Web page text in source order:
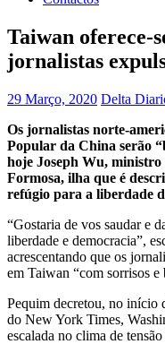
Taiwan oferece-
jornalistas
29 Março, 2020 Delta
Os jornalistas norte-
Popular da China serão
hoje Joseph Wu, ministro
Formosa, ilha que é
refúgio para a liberdade
“Gostaria de vos saudar e
liberdade e democracia”,
acrescentando que os
em Taiwan “com sorrisos e
Pequim decretou, no início
do New York Times,
escalada no clima de